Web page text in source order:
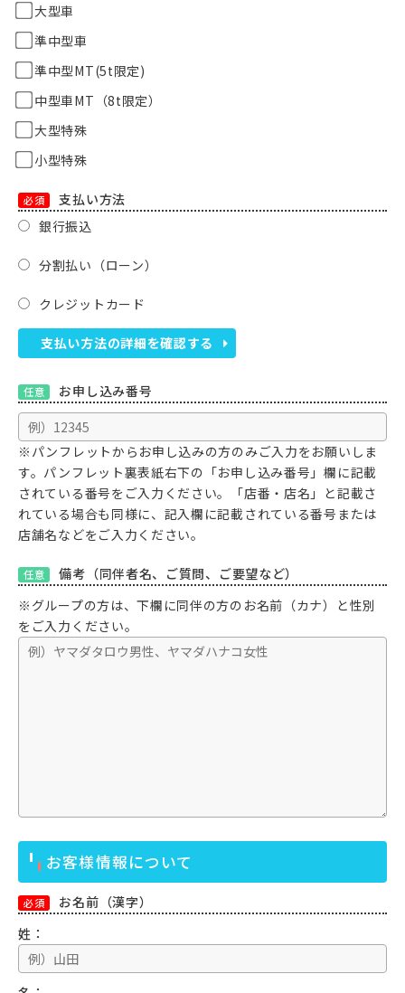
大型車
準中型車
準中型MT(5t限定)
中型車MT（8t限定）
大型特殊
小型特殊
必須
支払い方法
銀行振込
分割払い（ローン）
クレジットカード
支払い方法の詳細を確認する
任意 お申し込み番号
※パンフレットからお申し込みの方のみご入力をお願いしま
す。パンフレット裏表紙右下の「お申し込み番号」欄に記載
されている番号をご入力ください。「店番・店名」と記載さ
れている場合も同様に、記入欄に記載されている番号または
店舗名などをご入力ください。
任意
備考（同伴者名、ご質問、ご要望など）
※グループの方は、下欄に同伴の方のお名前（カナ）と性別
をご入力ください。
お客様情報について
必須
お名前（漢字）
姓：